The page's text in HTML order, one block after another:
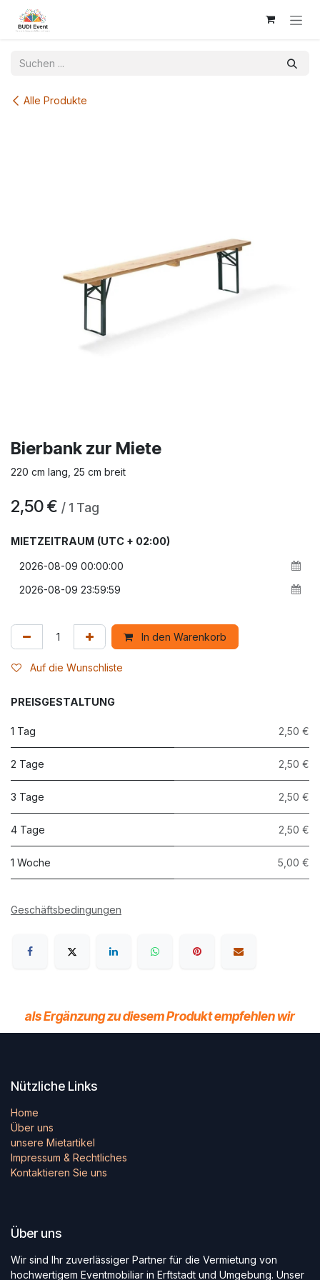
Zum Inhalt springen
Alle Produkte
Bierbank zur Miete
220 cm lang, 25 cm breit
2,50€ / 1 Tag
MIETZEITRAUM (UTC + 02:00)
In den Warenkorb
Auf die Wunschliste
PREISGESTALTUNG
1 Tag 2,50 €
2 Tage 2,50 €
3 Tage 2,50 €
4 Tage 2,50 €
1 Woche 5,00 €
Geschäftsbedingungen
als Ergänzung zu diesem Produkt empfehlen wir
Nützliche Links
Home
Über uns
unsere Mietartikel
Impressum & Rechtliches
Kontaktieren Sie uns
Über uns
Wir sind Ihr zuverlässiger Partner für die Vermietung von
hochwertigem Eventmobiliar in Erftstadt und Umgebung. Unser